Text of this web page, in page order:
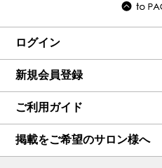
ログイン
新規会員登録
ご利用ガイド
掲載をご希望のサロン様へ